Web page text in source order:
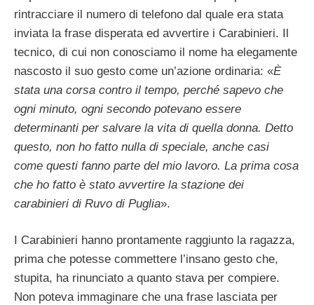
rintracciare il numero di telefono dal quale era stata
inviata la frase disperata ed avvertire i Carabinieri. Il
tecnico, di cui non conosciamo il nome ha elegamente
nascosto il suo gesto come un’azione ordinaria: «È
stata una corsa contro il tempo, perché sapevo che
ogni minuto, ogni secondo potevano essere
determinanti per salvare la vita di quella donna. Detto
questo, non ho fatto nulla di speciale, anche casi
come questi fanno parte del mio lavoro. La prima cosa
che ho fatto è stato avvertire la stazione dei
carabinieri di Ruvo di Puglia».
I Carabinieri hanno prontamente raggiunto la ragazza,
prima che potesse commettere l’insano gesto che,
stupita, ha rinunciato a quanto stava per compiere.
Non poteva immaginare che una frase lasciata per